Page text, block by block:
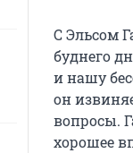
С Эльсом
буднего
и нашу
он
вопросы.
хорошее